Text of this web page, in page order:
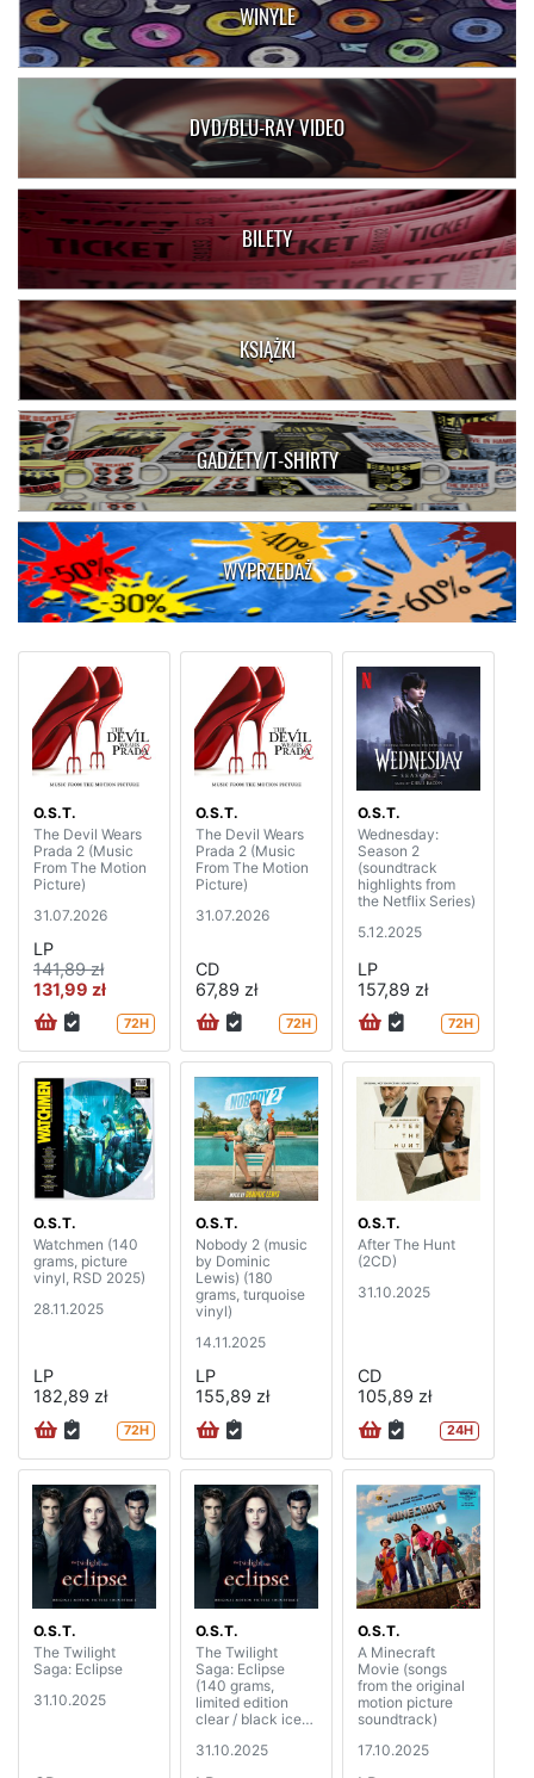
WINYLE
DVD/BLU-RAY VIDEO
BILETY
KSIĄŻKI
GADŻETY/T-SHIRTY
WYPRZEDAŻ
O.S.T.
The Devil Wears
Prada 2 (Music
From The Motion
Picture)
31.07.2026
LP
141,89 zł
131,99 zł
72H
O.S.T.
The Devil Wears
Prada 2 (Music
From The Motion
Picture)
31.07.2026
CD
67,89 zł
72H
O.S.T.
Wednesday:
Season 2
(soundtrack
highlights from
the Netflix Series)
5.12.2025
LP
157,89 zł
72H
O.S.T.
Watchmen (140
grams, picture
vinyl, RSD 2025)
28.11.2025
LP
182,89 zł
72H
O.S.T.
Nobody 2 (music
by Dominic
Lewis) (180
grams, turquoise
vinyl)
14.11.2025
LP
155,89 zł
O.S.T.
After The Hunt
(2CD)
31.10.2025
CD
105,89 zł
24H
O.S.T.
The Twilight
Saga: Eclipse
31.10.2025
O.S.T.
The Twilight
Saga: Eclipse
(140 grams,
limited edition
clear / black ice
31.10.2025
O.S.T.
A Minecraft
Movie (songs
from the original
motion picture
soundtrack)
17.10.2025